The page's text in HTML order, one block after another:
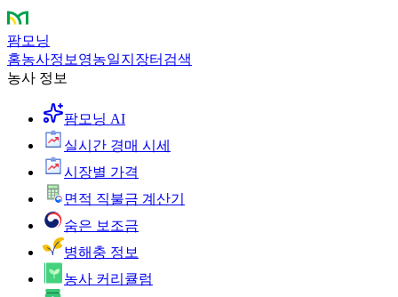
팜모닝
홈농사정보 영농일지 장터 검색
농사 정보
팜모닝 AI
실시간 경매 시세
시장별 가격
면적 직불금 계산기
숨은 보조금
병해충 정보
농사 커리큘럼